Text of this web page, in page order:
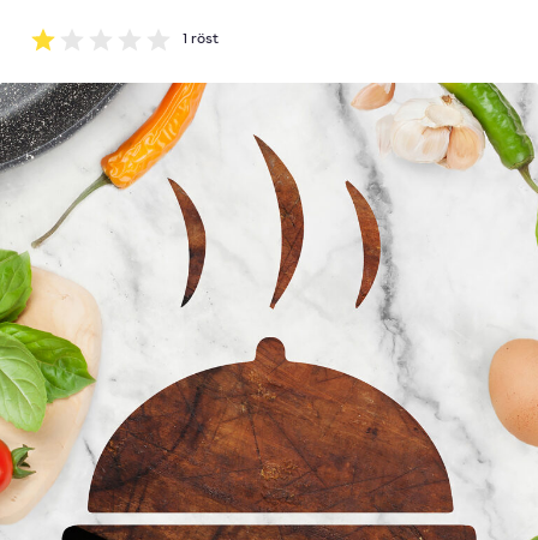
Betyg: 1 av 5
1 röst